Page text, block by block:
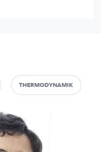
THERMODYNAMIK